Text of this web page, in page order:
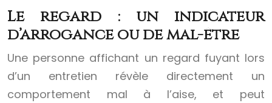
Le regard : un indicateur
d’arrogance ou de mal-être
Une personne affichant un regard fuyant lors
d’un entretien révèle directement un
comportement mal à l’aise, et peut